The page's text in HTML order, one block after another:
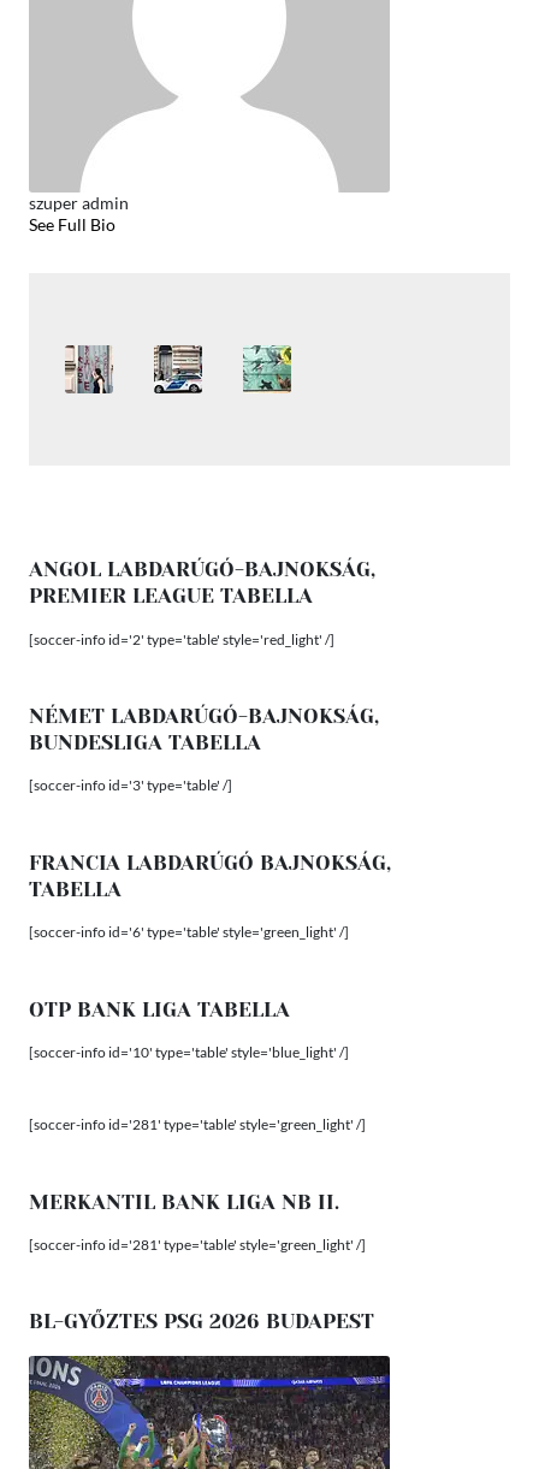
szuper admin
See Full Bio
ANGOL LABDARÚGÓ-BAJNOKSÁG,
PREMIER LEAGUE TABELLA
[soccer-info id='2' type='table' style='red_light' /]
NÉMET LABDARÚGÓ-BAJNOKSÁG,
BUNDESLIGA TABELLA
[soccer-info id='3' type='table' /]
FRANCIA LABDARÚGÓ BAJNOKSÁG,
TABELLA
[soccer-info id='6' type='table' style='green_light' /]
OTP BANK LIGA TABELLA
[soccer-info id='10' type='table' style='blue_light' /]
[soccer-info id='281' type='table' style='green_light' /]
MERKANTIL BANK LIGA NB II.
[soccer-info id='281' type='table' style='green_light' /]
BL-GYŐZTES PSG 2026 BUDAPEST